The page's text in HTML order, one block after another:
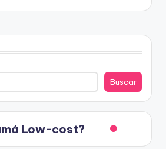
Buscar
Low-cost?